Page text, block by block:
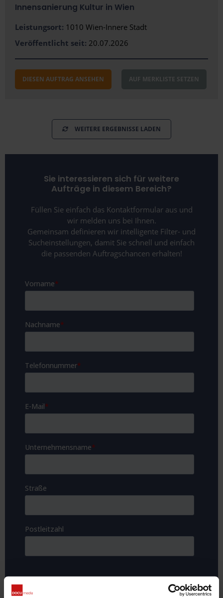
Amstetten
Baden
Braunau am Inn
Feldkirch
Gänserndorf
Innensanierung Kultur in Wien
Leistungsort: 1010 Wien-Innere Stadt
Veröffentlicht seit: 20.07.2026
DIESEN AUFTRAG ANSEHEN AUF MERKLISTE SETZEN
WEITERE ERGEBNISSE LADEN
Sie interessieren sich für weitere
Aufträge in diesem Bereich?
Füllen Sie einfach das Kontaktformular aus und
wir melden uns bei Ihnen.
Gemeinsam definieren wir intelligente Filter- und
Sucheinstellungen, damit Sie schnell und einfach
die passenden Auftragschancen erhalten!